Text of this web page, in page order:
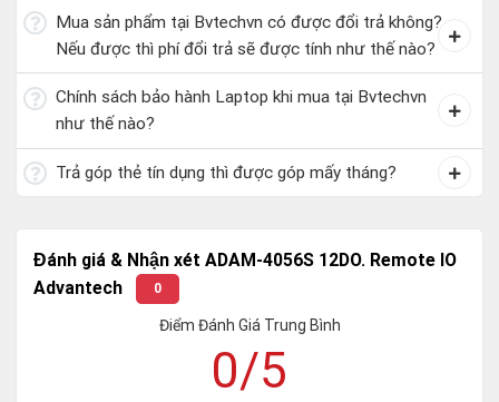
Mua sản phẩm tại Bvtechvn có được đổi trả không?
Nếu được thì phí đổi trả sẽ được tính như thế nào?
Chính sách bảo hành Laptop khi mua tại Bvtechvn
như thế nào?
Trả góp thẻ tín dụng thì được góp mấy tháng?
Đánh giá & Nhận xét ADAM-4056S 12DO. Remote IO
Advantech
0
Điểm Đánh Giá Trung Bình
0/5